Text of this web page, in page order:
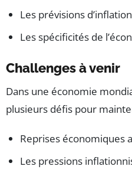
Les prévisions
Les spécificités de
Challenges à venir
Dans une économie
plusieurs défis pour
Reprises économiques
Les pressions